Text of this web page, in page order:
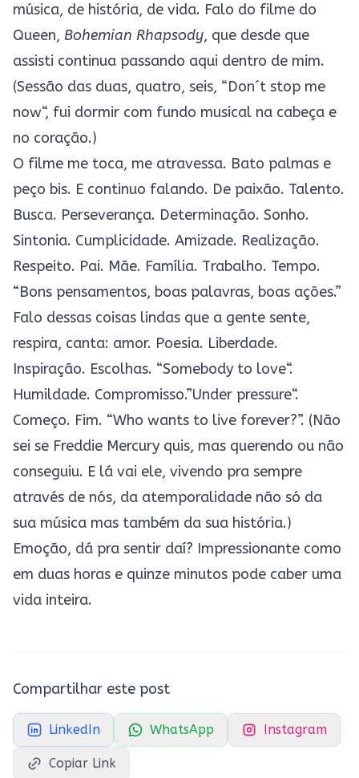
música, de história, de vida. Falo do filme do
Queen, Bohemian Rhapsody, que desde que
assisti continua passando aqui dentro de mim.
(Sessão das duas, quatro, seis, “Don´t stop me
now“, fui dormir com fundo musical na cabeça e
no coração.)
O filme me toca, me atravessa. Bato palmas e
peço bis. E continuo falando. De paixão. Talento.
Busca. Perseverança. Determinação. Sonho.
Sintonia. Cumplicidade. Amizade. Realização.
Respeito. Pai. Mãe. Família. Trabalho. Tempo.
“Bons pensamentos, boas palavras, boas ações.”
Falo dessas coisas lindas que a gente sente,
respira, canta: amor. Poesia. Liberdade.
Inspiração. Escolhas. “Somebody to love“.
Humildade. Compromisso.”Under pressure“.
Começo. Fim. “Who wants to live forever?”. (Não
sei se Freddie Mercury quis, mas querendo ou não
conseguiu. E lá vai ele, vivendo pra sempre
através de nós, da atemporalidade não só da
sua música mas também da sua história.)
Emoção, dá pra sentir daí? Impressionante como
em duas horas e quinze minutos pode caber uma
vida inteira.
Compartilhar este post
LinkedIn WhatsApp Instagram
Copiar Link